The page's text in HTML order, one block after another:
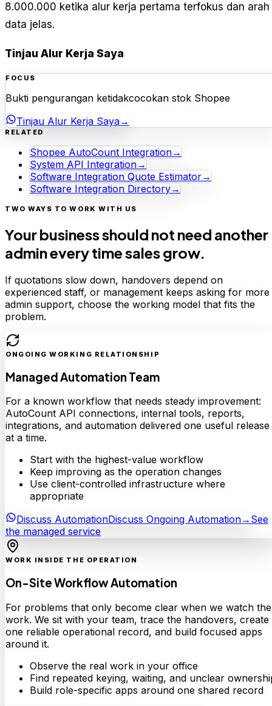
8.000.000 ketika alur kerja pertama terfokus dan arah
data jelas.
Tinjau Alur Kerja Saya
FOCUS
Bukti pengurangan ketidakcocokan stok Shopee
Tinjau Alur Kerja Saya→
RELATED
Shopee AutoCount Integration→
System API Integration→
Software Integration Quote Estimator→
Software Integration Directory→
TWO WAYS TO WORK WITH US
Your business should not need another
admin every time sales grow.
If quotations slow down, handovers depend on
experienced staff, or management keeps asking for more
admin support, choose the working model that fits the
problem.
ONGOING WORKING RELATIONSHIP
Managed Automation Team
For a known workflow that needs steady improvement:
AutoCount API connections, internal tools, reports,
integrations, and automation delivered one useful release
at a time.
Start with the highest-value workflow
Keep improving as the operation changes
Use client-controlled infrastructure where
appropriate
Discuss AutomationDiscuss Ongoing Automation→ See
the managed service
WORK INSIDE THE OPERATION
On-Site Workflow Automation
For problems that only become clear when we watch the
work. We sit with your team, trace the handovers, create
one reliable operational record, and build focused apps
around it.
Observe the real work in your office
Find repeated keying, waiting, and unclear
Build role-specific apps around one shared record